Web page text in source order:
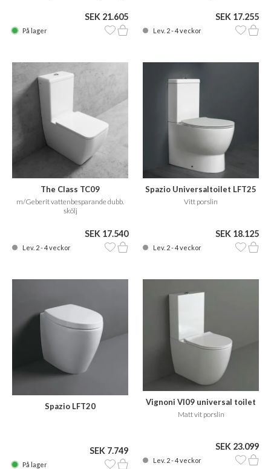
SEK 21.605
På lager
SEK 17.255
Lev. 2 - 4 veckor
The Class TC09
m/Geberit vattenbesparande dubb.
skölj
SEK 17.540
Lev. 2 - 4 veckor
Spazio Universaltoilet LFT25
Vitt porslin
SEK 18.125
Lev. 2 - 4 veckor
Spazio LFT20
SEK 7.749
På lager
Vignoni VI09 universal toilet
Matt vit porslin
SEK 23.099
Lev. 2 - 4 veckor